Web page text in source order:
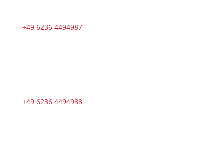
+49 6236 4494987
+49 6236 4494988